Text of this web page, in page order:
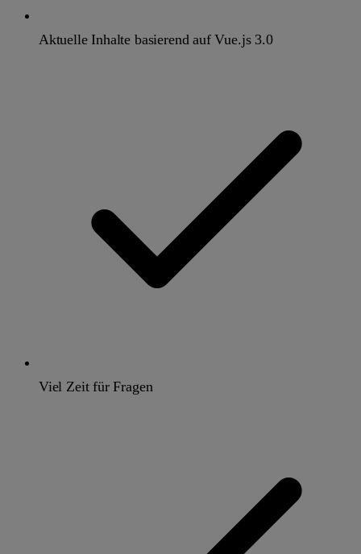
Aktuelle Inhalte basierend auf Vue.js 3.0
Viel Zeit für Fragen